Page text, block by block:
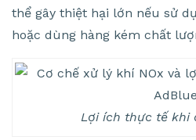
thể gây thiệt hại lớn nếu sử
hoặc dùng hàng kém chất
Lợi ích thực tế khi